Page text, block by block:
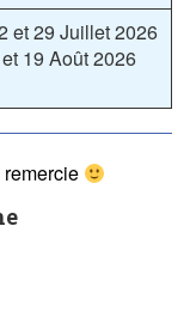
et 29 Juillet 2026
19 Août 2026